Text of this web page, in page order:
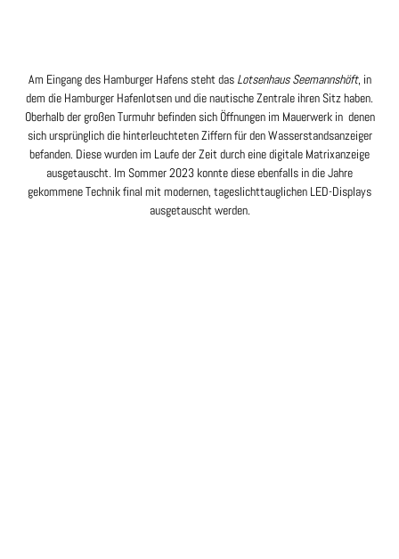
Am Eingang des Hamburger Hafens steht das Lotsenhaus Seemannshöft, in
dem die Hamburger Hafenlotsen und die nautische Zentrale ihren Sitz haben.
Oberhalb der großen Turmuhr befinden sich Öffnungen im Mauerwerk in denen
sich ursprünglich die hinterleuchteten Ziffern für den Wasserstandsanzeiger
befanden. Diese wurden im Laufe der Zeit durch eine digitale Matrixanzeige
ausgetauscht. Im Sommer 2023 konnte diese ebenfalls in die Jahre
gekommene Technik final mit modernen, tageslichttauglichen LED-Displays
ausgetauscht werden.